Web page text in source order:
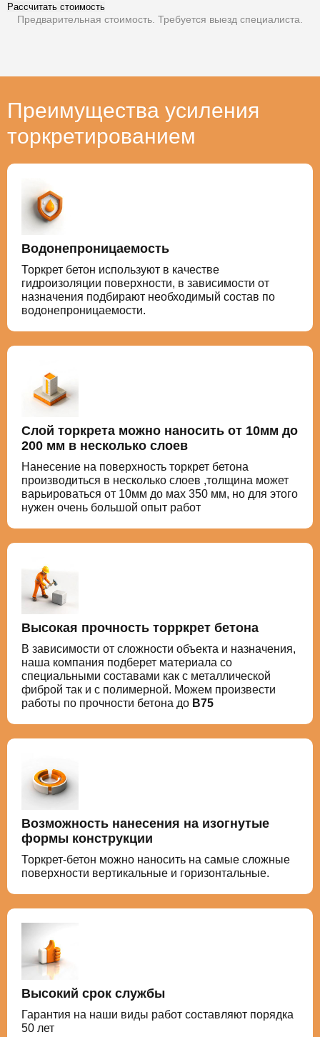
Рассчитать стоимость
Предварительная стоимость. Требуется выезд специалиста.
Преимущества усиления
торкретированием
Водонепроницаемость
Торкрет бетон используют в качестве
гидроизоляции поверхности, в зависимости от
назначения подбирают необходимый состав по
водонепроницаемости.
Слой торкрета можно наносить от 10мм до
200 мм в несколько слоев
Нанесение на поверхность торкрет бетона
производиться в несколько слоев ,толщина может
варьироваться от 10мм до мах 350 мм, но для этого
нужен очень большой опыт работ
Высокая прочность торркрет бетона
В зависимости от сложности объекта и назначения,
наша компания подберет материала со
специальными составами как с металлической
фиброй так и с полимерной. Можем произвести
работы по прочности бетона до В75
Возможность нанесения на изогнутые
формы конструкции
Торкрет-бетон можно наносить на самые сложные
поверхности вертикальные и горизонтальные.
Высокий срок службы
Гарантия на наши виды работ составляют порядка
50 лет